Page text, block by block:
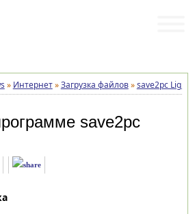
» Интернет»Загрузка файлов»save2pc Light
save2pc